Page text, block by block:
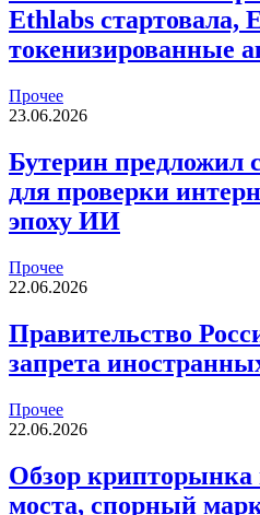
Ethlabs стартовала,
токенизированные
Прочее
23.06.2026
Бутерин предложил
для проверки
эпоху ИИ
Прочее
22.06.2026
Правительство
запрета
Прочее
22.06.2026
Обзор
моста, спорный